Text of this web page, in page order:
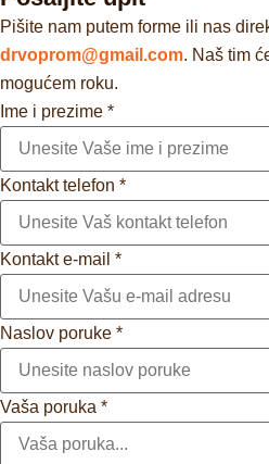
Pišite nam putem forme ili nas
drvoprom@gmail.com. Naš tim
mogućem roku.
Ime i prezime *
Kontakt telefon *
Kontakt e-mail *
Naslov poruke *
Vaša poruka *